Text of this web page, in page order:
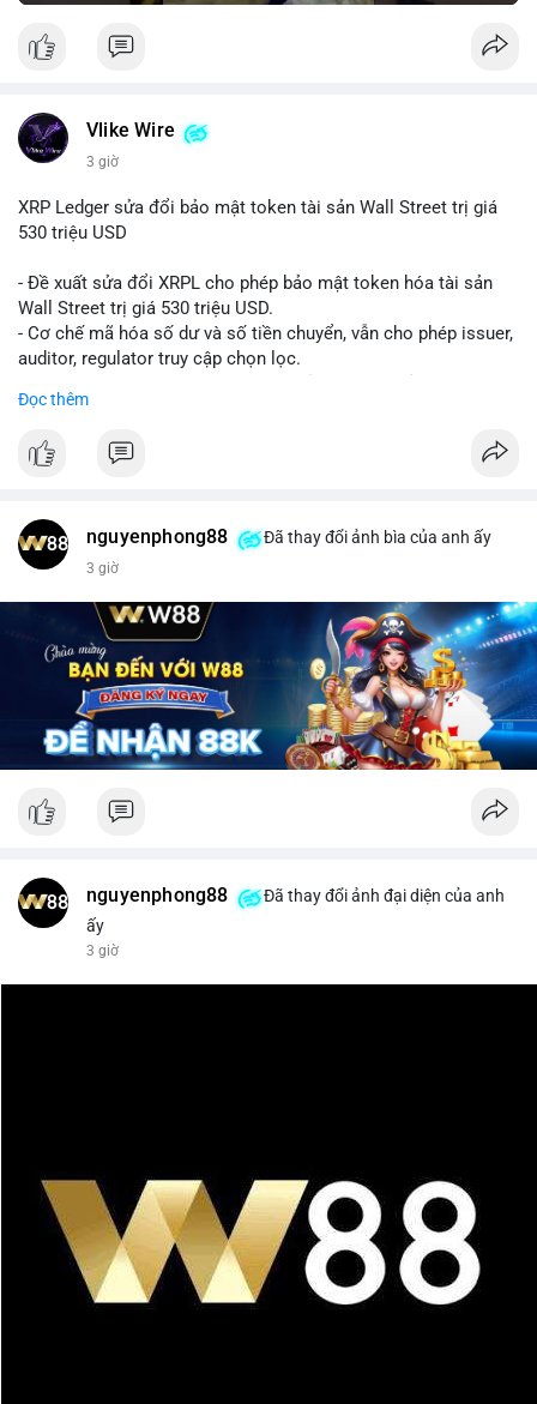
Vlike Wire
3 giờ
XRP Ledger sửa đổi bảo mật token tài sản Wall Street trị giá
530 triệu USD
- Đề xuất sửa đổi XRPL cho phép bảo mật token hóa tài sản
Wall Street trị giá 530 triệu USD.
- Cơ chế mã hóa số dư và số tiền chuyển, vẫn cho phép issuer,
auditor, regulator truy cập chọn lọc.
tài chính.
chức tài chính.
$xrp
#titanbot
📰 Nguồn: CoinDesk
Đọc thêm
nguyenphong88 Đã thay đổi ảnh bìa của anh ấy
3 giờ
nguyenphong88
Đã thay đổi ảnh đại diện của anh
ấy
3 giờ